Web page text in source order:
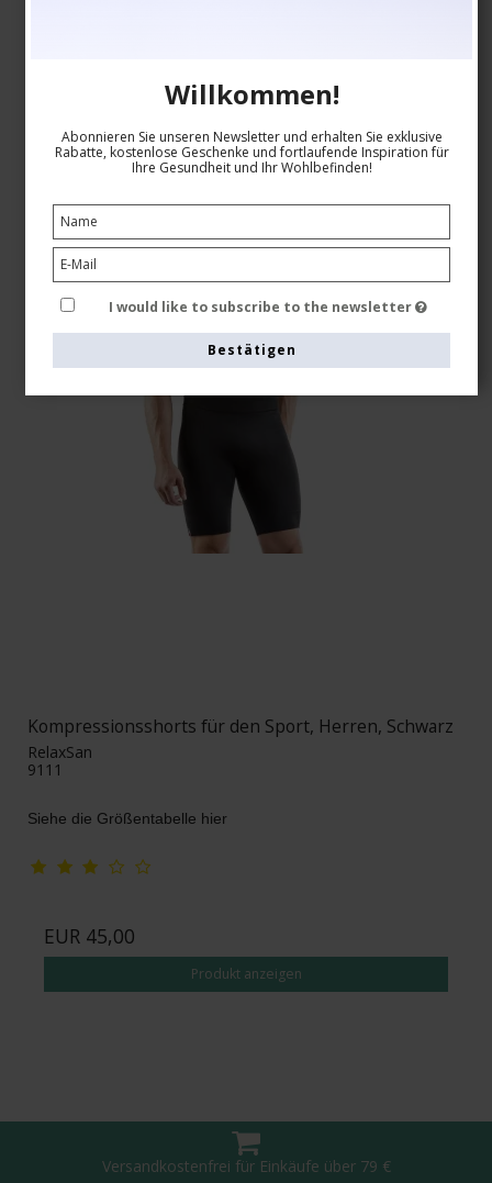
Produkt anzeigen
Kompressionsshorts für den Sport, Herren, Schwarz
RelaxSan
9111
Siehe die Größentabelle hier
EUR 45,00
Produkt anzeigen
Willkommen!
Abonnieren Sie unseren Newsletter und erhalten Sie exklusive
Rabatte, kostenlose Geschenke und fortlaufende Inspiration für
Ihre Gesundheit und Ihr Wohlbefinden!
I would like to subscribe to the newsletter
Bestätigen
Versandkostenfrei für Einkäufe über 79 €